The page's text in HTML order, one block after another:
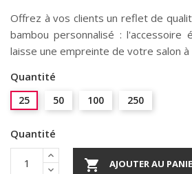
Offrez à vos clients un reflet de
bambou personnalisé : l'accessoire
laisse une empreinte de votre salon à
Quantité
25 50 100 250
Quantité
 AJOUTER AU